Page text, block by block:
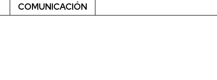
COMUNICACIÓN